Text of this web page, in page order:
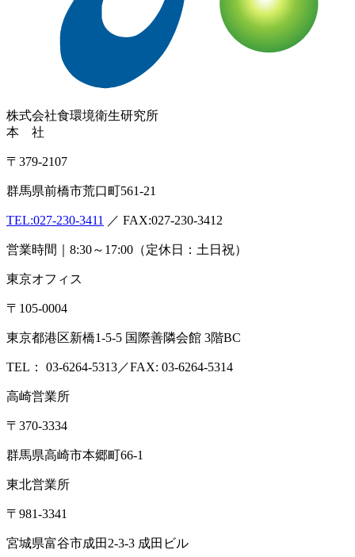
株式会社食環境衛生研究所
本 社
〒379-2107
群馬県前橋市荒口町561-21
TEL:027-230-3411 ／ FAX:027-230-3412
営業時間｜8:30～17:00（定休日：土日祝）
東京オフィス
〒105-0004
東京都港区新橋1-5-5 国際善隣会館 3階BC
TEL： 03-6264-5313／FAX: 03-6264-5314
高崎営業所
〒370-3334
群馬県高崎市本郷町66-1
東北営業所
〒981-3341
宮城県富谷市成田2-3-3 成田ビル